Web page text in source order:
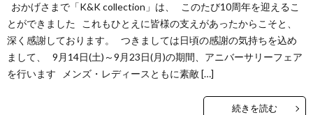
おかげさまで「K&K collection」は、 このたび10周年を迎えるこ
とができました これもひとえに皆様の支えがあったからこそと、
深く感謝しております。 つきましては日頃の感謝の気持ちを込め
まして、 9月14日(土)～9月23日(月)の期間、アニバーサリーフェア
を行います メンズ・レディースともに素敵 […]
続きを読む